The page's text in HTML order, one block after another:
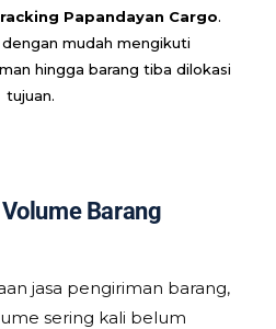
Papandayan Cargo.
mudah mengikuti
hingga barang tiba dilokasi
tujuan.
Barang
jasa pengiriman barang,
sering kali belum